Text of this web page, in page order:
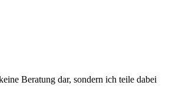
Beratung dar, sondern ich teile dabei